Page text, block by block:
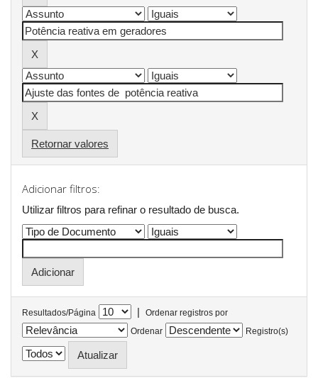
Retornar valores
Adicionar filtros:
Utilizar filtros para refinar o resultado de busca.
Resultados/Página |
Ordenar registros por
Ordenar
Registro(s)